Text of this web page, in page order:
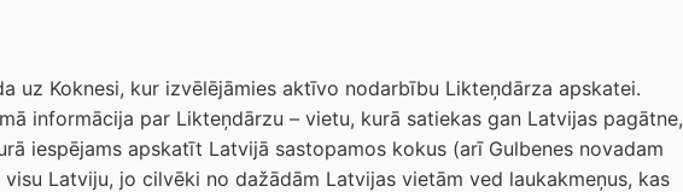
uz Koknesi, kur izvēlējāmies aktīvo nodarbību Likteņdārza apskatei.
informācija par Likteņdārzu – vietu, kurā satiekas gan Latvijas pagātne,
iespējams apskatīt Latvijā sastopamos kokus (arī Gulbenes novadam
Latviju, jo cilvēki no dažādām Latvijas vietām ved laukakmeņus, kas